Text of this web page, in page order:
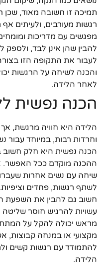
תמיכה זו חשובה מאוד, שכן
רגשות מעורבים, ולעיתים אף
מפגשים עם מדריכות
להבין שהן אינן לבד,
לעבור את התקופה הזו
והכנה לשיחה על הרגשות
לאחר הלידה.
הכנה נפשית
הלידה היא חוויה מרגשת,
וחרדות רבות, במיוחד עבור
הכנה נפשית היא חלק חשוב
ההכנה מוקדם ככל האפשר.
שיחה עם נשים אחרות
לשתף רגשות, פחדים וציפיות.
חשוב גם להבין את השפעת
עשויות להרגיש חוסר שליטה
מראש יכולה להקל על
מקצועי או במנחה קבוצות,
להתמודד עם רגשות קשים
הלידה.